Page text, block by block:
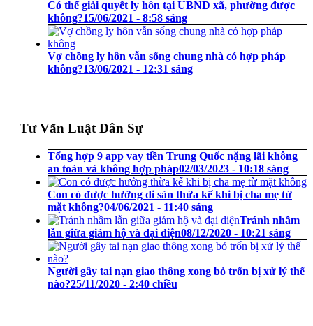
Có thể giải quyết ly hôn tại UBND xã, phường được
không?15/06/2021 - 8:58 sáng
Vợ chồng ly hôn vẫn sống chung nhà có hợp pháp
không?13/06/2021 - 12:31 sáng
Tư Vấn Luật Dân Sự
Tổng hợp 9 app vay tiền Trung Quốc nặng lãi không
an toàn và không hợp pháp02/03/2023 - 10:18 sáng
Con có được hưởng di sản thừa kế khi bị cha mẹ từ
mặt không?04/06/2021 - 11:40 sáng
Tránh nhầm
lẫn giữa giám hộ và đại diện08/12/2020 - 10:21 sáng
Người gây tai nạn giao thông xong bỏ trốn bị xử lý thế
nào?25/11/2020 - 2:40 chiều